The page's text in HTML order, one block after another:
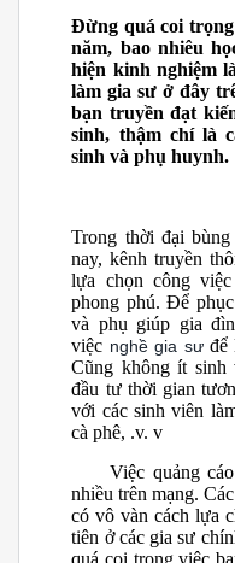
Đừng quá coi
năm, bao nhiêu
hiện kinh nghiệm
làm gia sư ở đây
bạn truyền đạt
sinh, thậm chí là
sinh và phụ huynh.
Trong thời đại
nay, kênh truyền
lựa chọn công
phong phú. Để
và phụ giúp gia
việc nghề gia sư để
Cũng không ít sinh
đầu tư thời gian
với các sinh viên
cà phê, .v. v
Việc quảng cáo
nhiều trên mạng.
có vô vàn cách lựa
tiên ở các gia sư